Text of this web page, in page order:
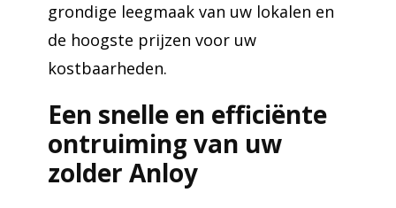
grondige leegmaak van uw lokalen en
de hoogste prijzen voor uw
kostbaarheden.
Een snelle en efficiënte
ontruiming van uw
zolder Anloy